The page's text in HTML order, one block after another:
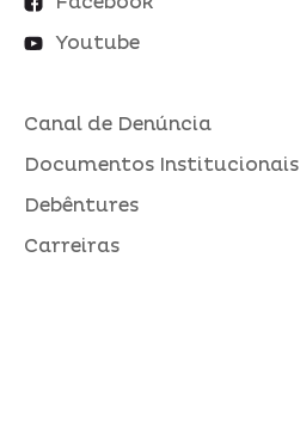
Youtube
Canal de Denúncia
Documentos Institucionais
Debêntures
Carreiras